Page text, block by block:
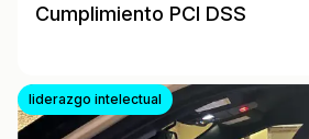
Cumplimiento PCI DSS
liderazgo intelectual